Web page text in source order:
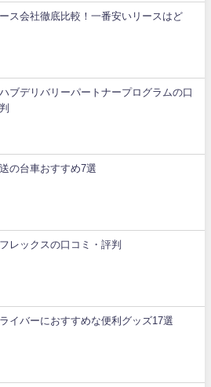
ス会社徹底比較！一番安いリースはど
ブデリバリーパートナープログラムの口
の台車おすすめ7選
レックスの口コミ・評判
イバーにおすすめな便利グッズ17選